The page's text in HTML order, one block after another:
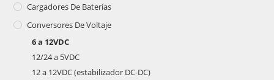
Cargadores De Baterías
Conversores De Voltaje
6 a 12VDC
12/24 a 5VDC
12 a 12VDC (estabilizador DC-DC)